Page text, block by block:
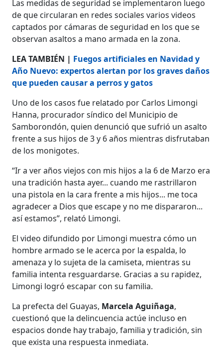
Las medidas de seguridad se implementaron luego
de que circularan en redes sociales varios videos
captados por cámaras de seguridad en los que se
observan asaltos a mano armada en la zona.
LEA TAMBIÉN | Fuegos artificiales en Navidad y
Año Nuevo: expertos alertan por los graves daños
que pueden causar a perros y gatos
Uno de los casos fue relatado por Carlos Limongi
Hanna, procurador síndico del Municipio de
Samborondón, quien denunció que sufrió un asalto
frente a sus hijos de 3 y 6 años mientras disfrutaban
de los monigotes.
“Ir a ver años viejos con mis hijos a la 6 de Marzo era
una tradición hasta ayer... cuando me rastrillaron
una pistola en la cara frente a mis hijos... me toca
agradecer a Dios que escape y no me dispararon...
así estamos”, relató Limongi.
El video difundido por Limongi muestra cómo un
hombre armado se le acerca por la espalda, lo
amenaza y lo sujeta de la camiseta, mientras su
familia intenta resguardarse. Gracias a su rapidez,
Limongi logró escapar con su familia.
La prefecta del Guayas, Marcela Aguiñaga,
cuestionó que la delincuencia actúe incluso en
espacios donde hay trabajo, familia y tradición, sin
que exista una respuesta inmediata.